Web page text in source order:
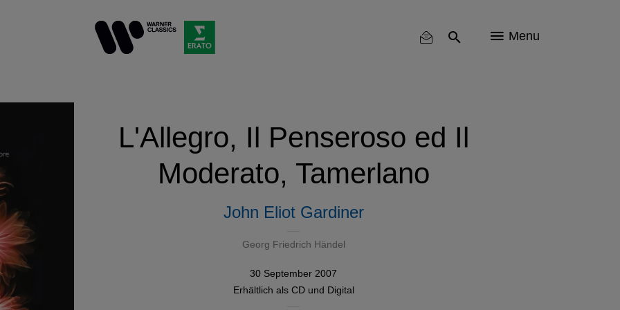
Menu
L'Allegro, Il Penseroso ed Il
Moderato, Tamerlano
John Eliot Gardiner
Georg Friedrich Händel
30 September 2007
Erhältlich als CDund Digital